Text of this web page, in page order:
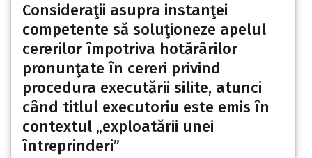
Consideraţii asupra instanţei
competente să soluţioneze apelul
cererilor împotriva hotărârilor
pronunţate în cereri privind
procedura executării silite, atunci
când titlul executoriu este emis în
contextul „exploatării unei
întreprinderi”